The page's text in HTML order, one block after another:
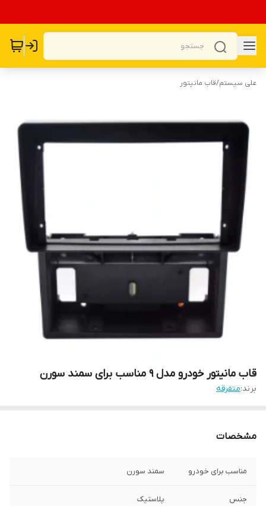
علی سیستم/قاب مانیتور
قاب مانیتور خودرو مدل 9 مناسب برای سمند سورن
برند:متفرقه
مشخصات
مناسب برای خودرو سمند سورن
جنس پلاستیک